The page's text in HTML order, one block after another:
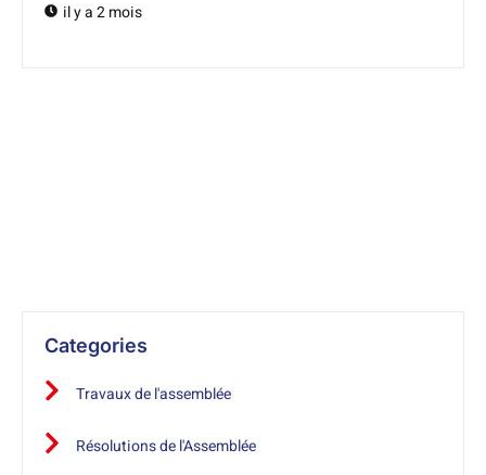
il y a 2 mois
Categories
Travaux de l'assemblée
Résolutions de l'Assemblée